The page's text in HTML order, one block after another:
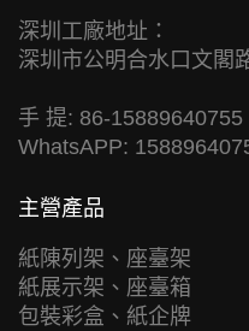
深圳工廠地址：
深圳市公明合水口文閣
手 提: 86-15889640755
WhatsAPP:
主營產品
紙陳列架、座臺架
紙展示架、座臺箱
包裝彩盒、紙企牌